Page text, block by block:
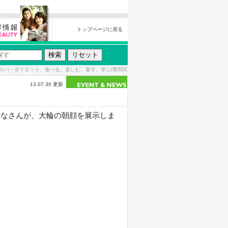
トップページに戻る
パ・ダイエット、食べる、楽しむ、暮す、学ぶ/墨田区
13.07.30 更新
さんが、大輪の朝顔を展示しま